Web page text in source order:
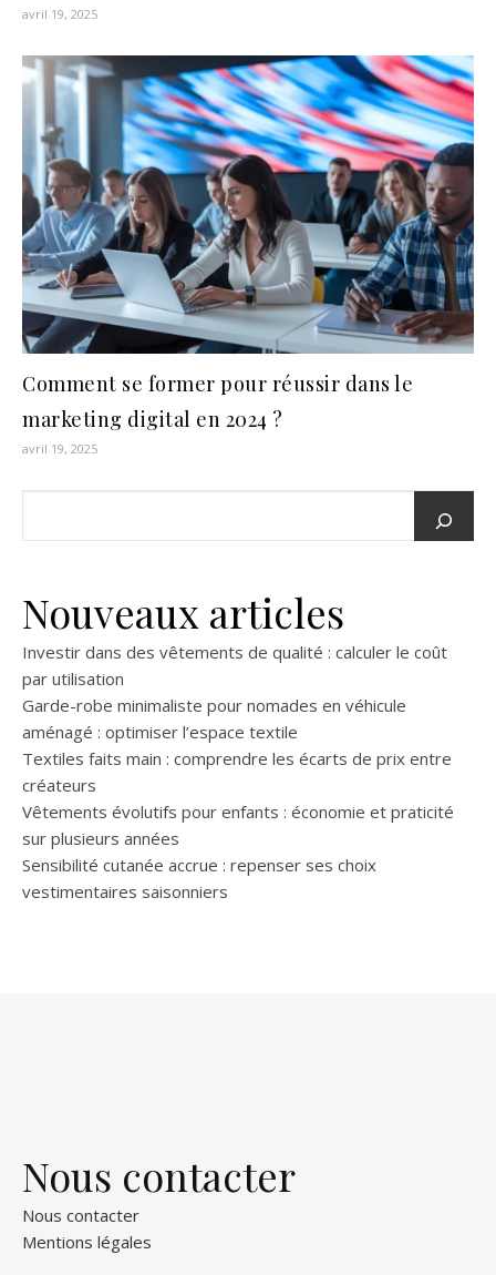
avril 19, 2025
Comment se former pour réussir dans le
marketing digital en 2024 ?
avril 19, 2025
Nouveaux articles
Investir dans des vêtements de qualité : calculer le coût
par utilisation
Garde-robe minimaliste pour nomades en véhicule
aménagé : optimiser l’espace textile
Textiles faits main : comprendre les écarts de prix entre
créateurs
Vêtements évolutifs pour enfants : économie et praticité
sur plusieurs années
Sensibilité cutanée accrue : repenser ses choix
vestimentaires saisonniers
Nous contacter
Nous contacter
Mentions légales